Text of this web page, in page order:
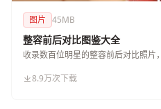
图片 45MB
整容前后对比图鉴大全
收录数百位明星的整容前后对比照片
8.9万次下载